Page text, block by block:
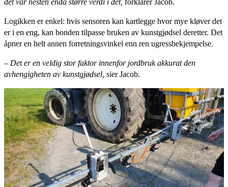
det var nesten enda større verdi i det, forklarer Jacob.
Logikken er enkel: hvis sensoren kan kartlegge hvor mye kløver det
er i en eng, kan bonden tilpasse bruken av kunstgjødsel deretter. Det
åpner en helt annen forretningsvinkel enn ren ugressbekjempelse.
– Det er en veldig stor faktor innenfor jordbruk akkurat den
avhengigheten av kunstgjødsel, sier Jacob.